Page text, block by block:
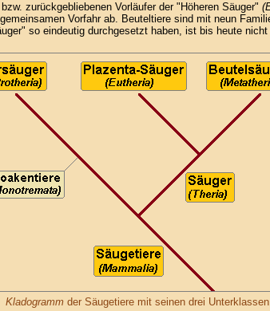
zurückgebliebenen Vorläufer der "Höheren Säuger"
Vorfahr ab. Beuteltiere sind mit neun
so eindeutig durchgesetzt haben, ist bis heute nicht
Kladogramm der Säugetiere mit seinen drei